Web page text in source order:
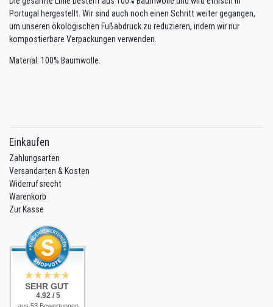
Portugal hergestellt. Wir sind auch noch einen Schritt weiter gegangen,
um unseren ökologischen Fußabdruck zu reduzieren, indem wir nur
kompostierbare Verpackungen verwenden.
Material: 100% Baumwolle.
Einkaufen
Zahlungsarten
Versandarten & Kosten
Widerrufsrecht
Warenkorb
Zur Kasse
SEHR GUT
4.92 / 5